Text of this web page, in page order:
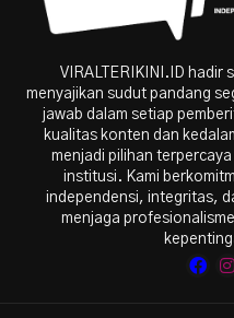
VIRALTERIKINI.ID hadir
menyajikan sudut pandang
jawab dalam setiap
kualitas konten dan
menjadi pilihan
institusi. Kami
independensi, integritas,
menjaga